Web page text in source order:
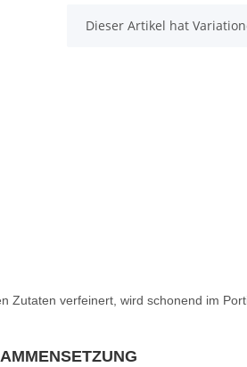
x
Dieser Artikel hat
verfeinert, wird schonend im